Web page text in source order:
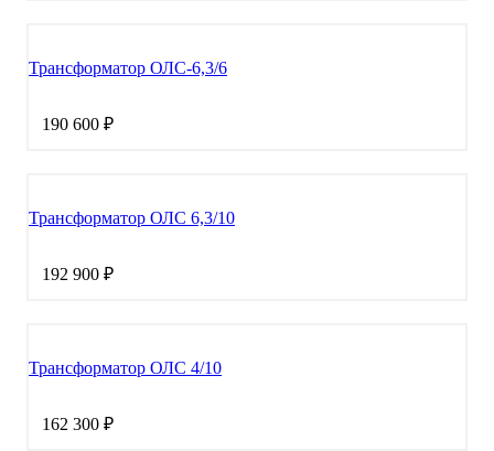
Трансформатор ОЛС-6,3/6
190 600 ₽
Трансформатор ОЛС 6,3/10
192 900 ₽
Трансформатор ОЛС 4/10
162 300 ₽